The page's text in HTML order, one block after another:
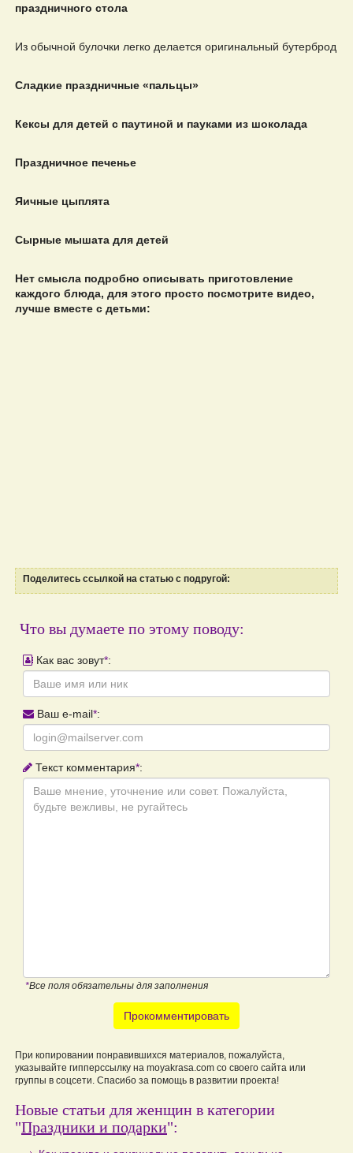
праздничного стола
Из обычной булочки легко делается оригинальный бутерброд
Сладкие праздничные «пальцы»
Кексы для детей с паутиной и пауками из шоколада
Праздничное печенье
Яичные цыплята
Сырные мышата для детей
Нет смысла подробно описывать приготовление
каждого блюда, для этого просто посмотрите видео,
лучше вместе с детьми:
Поделитесь ссылкой на статью с подругой:
Что вы думаете по этому поводу:
Как вас зовут*:
Ваш e-mail*:
Текст комментария*:
*Все поля обязательны для заполнения
Прокомментировать
При копировании понравившихся материалов, пожалуйста,
указывайте гипперссылку на moyakrasa.com со своего сайта или
группы в соцсети. Спасибо за помощь в развитии проекта!
Новые статьи для женщин в категории
"Праздники и подарки":